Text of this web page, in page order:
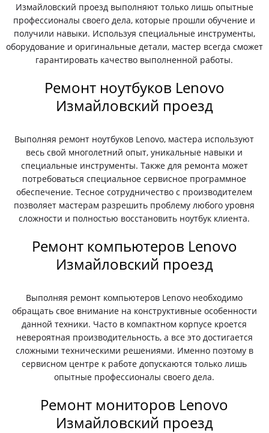
Измайловский проезд выполняют только лишь опытные
профессионалы своего дела, которые прошли обучение и
получили навыки. Используя специальные инструменты,
оборудование и оригинальные детали, мастер всегда сможет
гарантировать качество выполненной работы.
Ремонт ноутбуков Lenovo
Измайловский проезд
Выполняя ремонт ноутбуков Lenovo, мастера используют
весь свой многолетний опыт, уникальные навыки и
специальные инструменты. Также для ремонта может
потребоваться специальное сервисное программное
обеспечение. Тесное сотрудничество с производителем
позволяет мастерам разрешить проблему любого уровня
сложности и полностью восстановить ноутбук клиента.
Ремонт компьютеров Lenovo
Измайловский проезд
Выполняя ремонт компьютеров Lenovo необходимо
обращать свое внимание на конструктивные особенности
данной техники. Часто в компактном корпусе кроется
невероятная производительность, а все это достигается
сложными техническими решениями. Именно поэтому в
сервисном центре к работе допускаются только лишь
опытные профессионалы своего дела.
Ремонт мониторов Lenovo
Измайловский проезд